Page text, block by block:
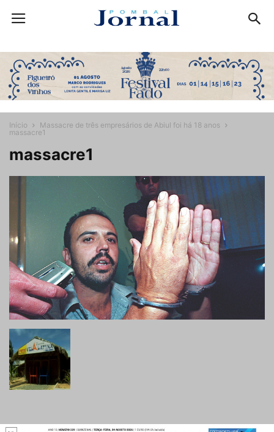
Início
Massacre de três empresários de Abiul foi há 18 anos
massacre1
massacre1